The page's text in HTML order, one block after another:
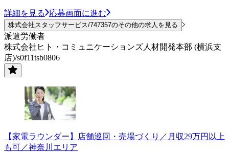
詳細を見る 応募画面に進む
株式会社スタッフサービス/747357のその他の求人を見る
派遣労働者
株式会社ヒト・コミュニケーションズ人材開発本部 (横浜支
店)/s0f11tsb0806
【家電ラウンダー】店舗巡回・売場づくり／月収29万円以上
も可／神奈川エリア